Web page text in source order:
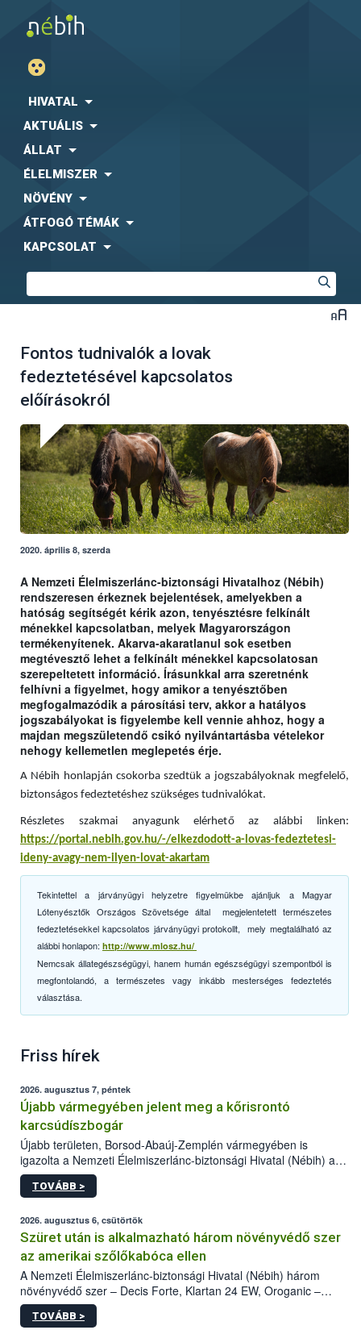
HIVATAL
AKTUÁLIS
ÁLLAT
ÉLELMISZER
NÖVÉNY
ÁTFOGÓ TÉMÁK
KAPCSOLAT
Fontos tudnivalók a lovak
fedeztetésével kapcsolatos
előírásokról
2020. április 8, szerda
A Nemzeti Élelmiszerlánc-biztonsági Hivatalhoz (Nébih)
rendszeresen érkeznek bejelentések, amelyekben a
hatóság segítségét kérik azon, tenyésztésre felkínált
ménekkel kapcsolatban, melyek Magyarországon
termékenyítenek. Akarva-akaratlanul sok esetben
megtévesztő lehet a felkínált ménekkel kapcsolatosan
szerepeltetett információ. Írásunkkal arra szeretnénk
felhívni a figyelmet, hogy amikor a tenyésztőben
megfogalmazódik a párosítási terv, akkor a hatályos
jogszabályokat is figyelembe kell vennie ahhoz, hogy a
majdan megszületendő csikó nyilvántartásba vételekor
nehogy kellemetlen meglepetés érje.
A Nébih honlapján csokorba szedtük a jogszabályoknak megfelelő,
biztonságos fedeztetéshez szükséges tudnivalókat.
Részletes szakmai anyagunk elérhető az alábbi linken:
https://portal.nebih.gov.hu/-/elkezdodott-a-lovas-fedeztetesi-
ideny-avagy-nem-ilyen-lovat-akartam
Tekintettel a járványügyi helyzetre figyelmükbe ajánljuk a Magyar
Lótenyésztők Országos Szövetsége által megjelentetett természetes
fedeztetésekkel kapcsolatos járványügyi protokollt, mely megtalálható az
alábbi honlapon: http://www.mlosz.hu/
Nemcsak állategészségügyi, hanem humán egészségügyi szempontból is
megfontolandó, a természetes vagy inkább mesterséges fedeztetés
választása.
Friss hírek
2026. augusztus 7, péntek
Újabb vármegyében jelent meg a kőrisrontó
karcsúdíszbogár
Újabb területen, Borsod-Abaúj-Zemplén vármegyében is
igazolta a Nemzeti Élelmiszerlánc-biztonsági Hivatal (Nébih) a
kőrisrontó karcsúdíszbogár (Agrilus planipennis) jelenlétét. A
kártevőt nem csak színcsapdában találták meg, de már fertőzött
az intenzív felderítést, emellett az intézkedéseket a szlovák
hatósággal is összehangolják a terjedés megállítása érdekében.
TOVÁBB >
2026. augusztus 6, csütörtök
Szüret után is alkalmazható három növényvédő szer
az amerikai szőlőkabóca ellen
A Nemzeti Élelmiszerlánc-biztonsági Hivatal (Nébih) három
növényvédő szer – Decis Forte, Klartan 24 EW, Oroganic –
engedélyokiratát módosította, így azok a szüretet követően,
egészen a vesszőérettség (BBCH 91) stádiumáig
TOVÁBB >